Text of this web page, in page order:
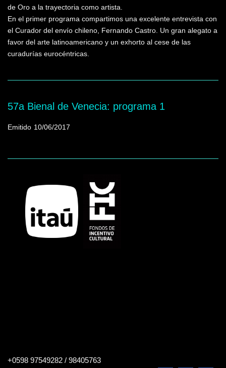
de Oro a la trayectoria como artista.
En el primer programa compartimos una excelente entrevista con
el Curador del envío chileno, Fernando Castro. Un gran alegato a
favor del arte latinoamericano y un exhorto al cese de las
curadurías eurocéntricas.
57a Bienal de Venecia: programa 1
Emitido 10/06/2017
+0598 97549282 / 98405763
en